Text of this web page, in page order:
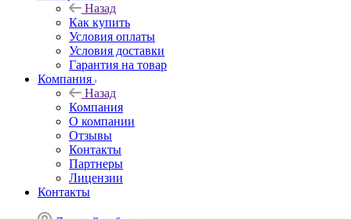
Назад
Как купить
Условия оплаты
Условия доставки
Гарантия на товар
Компания
Назад
Компания
О компании
Отзывы
Контакты
Партнеры
Лицензии
Контакты